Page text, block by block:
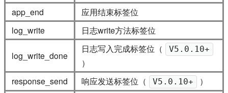
app_end
应用结束标签位
log_write
日志write方法标签位
log_write_done
日志写入完成标签位（ V5.0.10+
）
response_send
响应发送标签位（ V5.0.10+
）